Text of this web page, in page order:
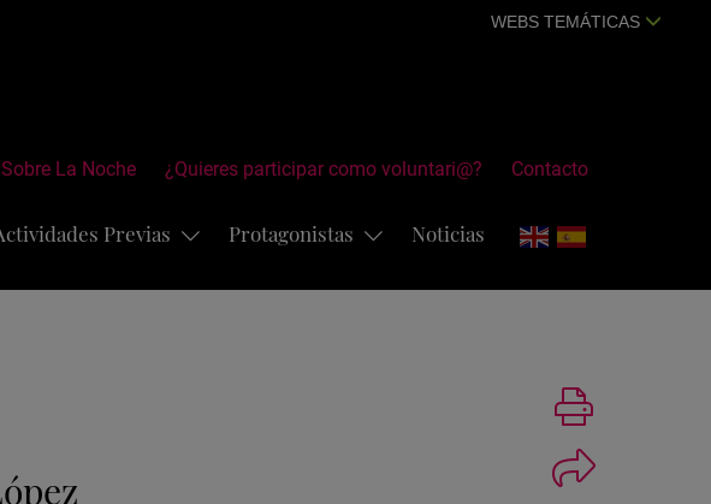
WEBS TEMÁTICAS
Sobre La Noche ¿Quieres participar como voluntari@? Contacto
Previas Protagonistas Noticias